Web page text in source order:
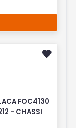
FOC4130
- CHASSI